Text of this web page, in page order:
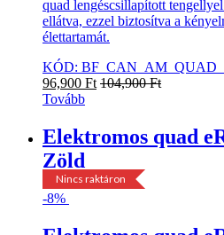
quad lengéscsillapított
ellátva, ezzel biztosítva a
élettartamát.
KÓD:
96,900 Ft 104,900Ft
Tovább
Nincs raktáron
Elektromos quad
Zöld
-8%